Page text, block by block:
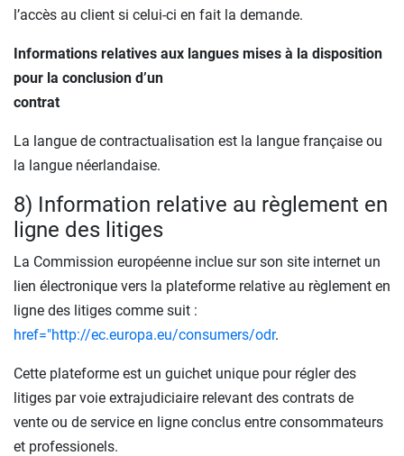
l’accès au client si celui-ci en fait la demande.
Informations relatives aux langues mises à la disposition
pour la conclusion d’un
contrat
La langue de contractualisation est la langue française ou
la langue néerlandaise.
8) Information relative au règlement en
ligne des litiges
La Commission européenne inclue sur son site internet un
lien électronique vers la plateforme relative au règlement en
ligne des litiges comme suit :
href="http://ec.europa.eu/consumers/odr.
Cette plateforme est un guichet unique pour régler des
litiges par voie extrajudiciaire relevant des contrats de
vente ou de service en ligne conclus entre consommateurs
et professionels.